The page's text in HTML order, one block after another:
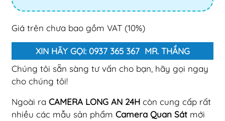
Giá trên chưa bao gồm VAT (10%)
XIN HÃY GỌI: 0937 365 367 MR. THẮNG
Chúng tôi sẵn sàng tư vấn cho bạn, hãy gọi ngay
cho chúng tôi!
Ngoài ra CAMERA LONG AN 24H còn cung cấp rất
nhiều các mẫu sản phẩm Camera Quan Sát mới